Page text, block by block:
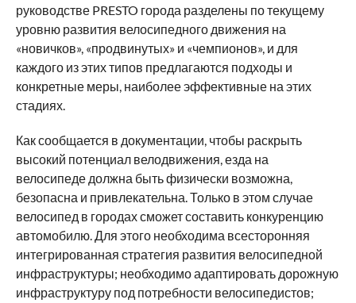
руководстве PRESTO города разделены по текущему
уровню развития велосипедного движения на
«новичков», «продвинутых» и «чемпионов», и для
каждого из этих типов предлагаются подходы и
конкретные меры, наиболее эффективные на этих
стадиях.
Как сообщается в документации, чтобы раскрыть
высокий потенциал велодвижения, езда на
велосипеде должна быть физически возможна,
безопасна и привлекательна. Только в этом случае
велосипед в городах сможет составить конкуренцию
автомобилю. Для этого необходима всесторонняя
интегрированная стратегия развития велосипедной
инфраструктуры; необходимо адаптировать дорожную
инфраструктуру под потребности велосипедистов;